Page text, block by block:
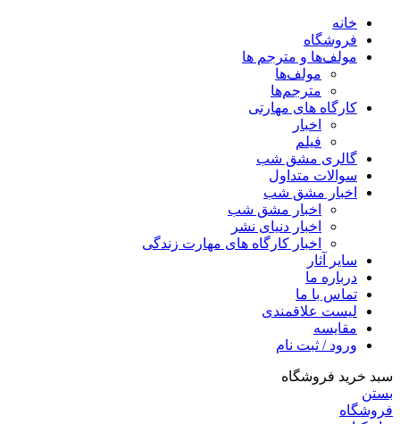
خانه
فروشگاه
مولف‌ها و مترجم ها
مولف‌ها
مترجم‌ها
کارگاه های مهارتی
اخبار
فیلم
گالری مشق شب
سوالات متداول
اخبار مشق شب
اخبار مشق شب
اخبار دنیای نشر
اخبار کارگاه های مهارت زندگی
سایر آثار
درباره ما
تماس با ما
لیست علاقمندی
مقایسه
ورود / ثبت نام
سبد خرید فروشگاه
بستن
فروشگاه